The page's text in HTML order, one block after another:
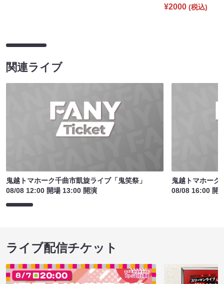
¥2000 (税込)
関連ライブ
鬼越トマホーク千曲市凱旋ライブ「鬼笑祭」
08/08 12:00 開場 13:00 開演
鬼越トマホーク
08/08 16:00 開
ライブ配信チケット